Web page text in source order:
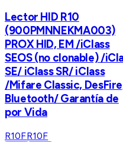
Lector HID R10
(900PMNNEKMA003)
PROX HID, EM /iClass
SEOS (no clonable) /
SE/ iClass SR/ iClass
/Mifare Classic,
Bluetooth/ Garantía de
por Vida
R10FR10F